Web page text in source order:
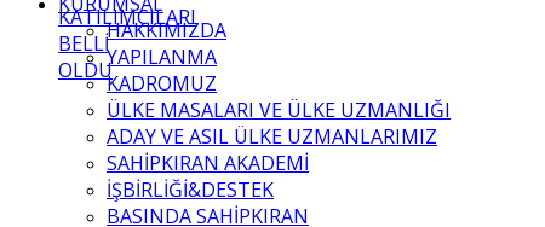
KATILIMCILARI
BELLİ
OLDU
HAKKIMIZDA
YAPILANMA
KADROMUZ
ÜLKE MASALARI VE ÜLKE UZMANLIĞI
ADAY VE ASIL ÜLKE UZMANLARIMIZ
SAHİPKIRAN AKADEMİ
İŞBİRLİĞİ&DESTEK
BASINDA SAHİPKIRAN